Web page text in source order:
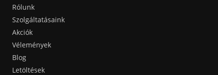
Rólunk
Szolgáltatásaink
Akciók
Vélemények
Blog
Letöltések